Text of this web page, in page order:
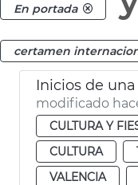
En portada
certamen
modificado
CULTURA Y
CULTURA
VALENCIA